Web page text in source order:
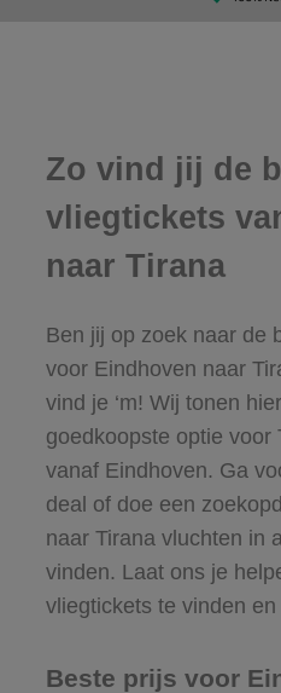
Zo vind jij de
vliegtickets
naar Tirana
Ben jij op zoek naar de
voor Eindhoven naar
vind je ‘m! Wij tonen
goedkoopste optie voor
vanaf Eindhoven. Ga
deal of doe een
naar Tirana vluchten in
vinden. Laat ons je
vliegtickets te vinden en
Beste prijs voor